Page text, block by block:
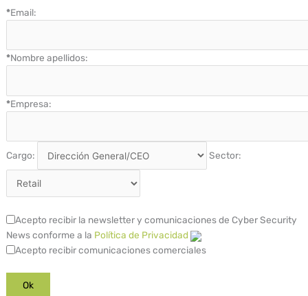
*Email:
*Nombre apellidos:
*Empresa:
Cargo: Sector:
Acepto recibir la newsletter y comunicaciones de Cyber Security
News conforme a la Política de Privacidad
Acepto recibir comunicaciones comerciales